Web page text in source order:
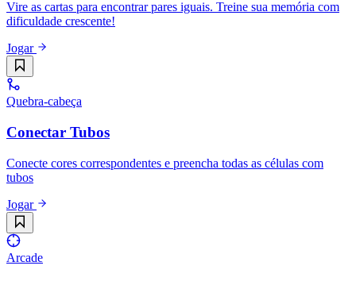
Vire as cartas para encontrar pares iguais. Treine sua memória com
dificuldade crescente!
Jogar
Quebra-cabeça
Conectar Tubos
Conecte cores correspondentes e preencha todas as células com
tubos
Jogar
Arcade